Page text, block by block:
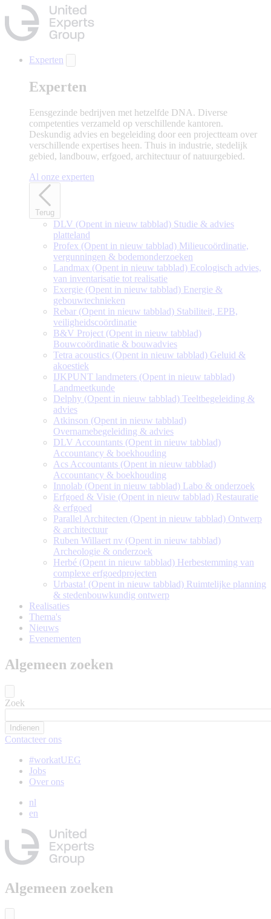
Naar
hoofdinhoud
gaan
Experten
Experten
Eensgezinde bedrijven met hetzelfde DNA. Diverse
competenties verzameld op verschillende kantoren.
Deskundig advies en begeleiding door een projectteam over
verschillende expertises heen. Thuis in industrie, stedelijk
gebied, landbouw, erfgoed, architectuur of natuurgebied.
Al onze experten
Terug
DLV (Opent in nieuw tabblad) Studie & advies
platteland
Profex (Opent in nieuw tabblad) Milieucoördinatie,
vergunningen & bodemonderzoeken
Landmax (Opent in nieuw tabblad) Ecologisch advies,
van inventarisatie tot realisatie
Exergie (Opent in nieuw tabblad) Energie &
gebouwtechnieken
Rebar (Opent in nieuw tabblad) Stabiliteit, EPB,
veiligheidscoördinatie
B&V Project (Opent in nieuw tabblad)
Bouwcoördinatie & bouwadvies
Tetra acoustics (Opent in nieuw tabblad) Geluid &
akoestiek
IJKPUNT landmeters (Opent in nieuw tabblad)
Landmeetkunde
Delphy (Opent in nieuw tabblad) Teeltbegeleiding &
advies
Atkinson (Opent in nieuw tabblad)
Overnamebegeleiding & advies
DLV Accountants (Opent in nieuw tabblad)
Accountancy & boekhouding
Acs Accountants (Opent in nieuw tabblad)
Accountancy & boekhouding
Innolab (Opent in nieuw tabblad) Labo & onderzoek
Erfgoed & Visie (Opent in nieuw tabblad) Restauratie
& erfgoed
Parallel Architecten (Opent in nieuw tabblad) Ontwerp
& architectuur
Ruben Willaert nv (Opent in nieuw tabblad)
Archeologie & onderzoek
Herbé (Opent in nieuw tabblad) Herbestemming van
complexe erfgoedprojecten
Urbasta! (Opent in nieuw tabblad) Ruimtelijke planning
& stedenbouwkundig ontwerp
Realisaties
Thema's
Nieuws
Evenementen
Algemeen zoeken
Zoek
Contacteer ons
#workatUEG
Jobs
Over ons
nl
en
Algemeen zoeken